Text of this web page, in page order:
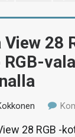
28
28 RGB -